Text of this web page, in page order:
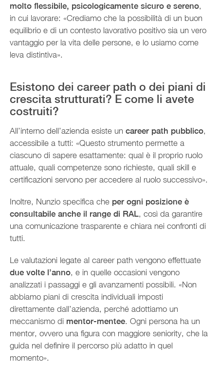
molto flessibile, psicologicamente sicuro e sereno,
in cui lavorare: «Crediamo che la possibilità di un buon
equilibrio e di un contesto lavorativo positivo sia un vero
vantaggio per la vita delle persone, e lo usiamo come
leva distintiva».
Esistono dei career path o dei piani di
crescita strutturati? E come li avete
costruiti?
All’interno dell’azienda esiste un career path pubblico,
accessibile a tutti: «Questo strumento permette a
ciascuno di sapere esattamente: qual è il proprio ruolo
attuale, quali competenze sono richieste, quali skill e
certificazioni servono per accedere al ruolo successivo».
Inoltre, Nunzio specifica che per ogni posizione è
consultabile anche il range di RAL, così da garantire
una comunicazione trasparente e chiara nei confronti di
tutti.
Le valutazioni legate al career path vengono effettuate
due volte l’anno, e in quelle occasioni vengono
analizzati i passaggi e gli avanzamenti possibili. «Non
abbiamo piani di crescita individuali imposti
direttamente dall’azienda, perché adottiamo un
meccanismo di mentor-mentee. Ogni persona ha un
mentor, ovvero una figura con maggiore seniority, che la
guida nel definire il percorso più adatto in quel
momento».